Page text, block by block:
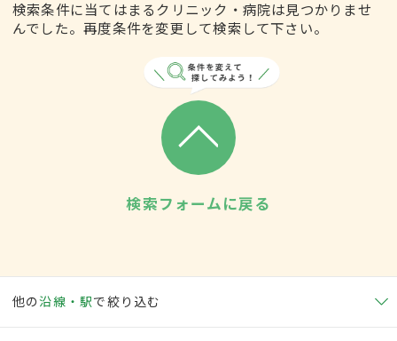
検索条件に当てはまるクリニック・病院は見つかりませ
んでした。再度条件を変更して検索して下さい。
検索フォームに戻る
他の沿線・駅で絞り込む